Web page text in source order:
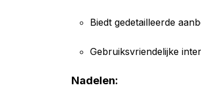
Biedt gedetailleerde
Gebruiksvriendelijke
Nadelen: